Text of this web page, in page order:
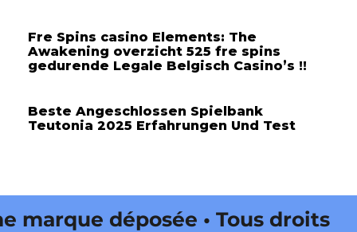
Fre Spins casino Elements: The
Awakening overzicht 525 fre spins
gedurende Legale Belgisch Casino’s !!
Beste Angeschlossen Spielbank
Teutonia 2025 Erfahrungen Und Test
déposée • Tous droits